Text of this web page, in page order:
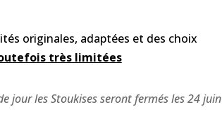
originales, adaptées et des choix
très limitées
jour les Stoukises seront fermés les 24 juin